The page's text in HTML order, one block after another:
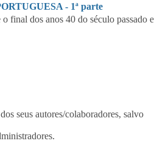
- 1ª parte
final dos anos 40 do século passado e
seus autores/colaboradores, salvo